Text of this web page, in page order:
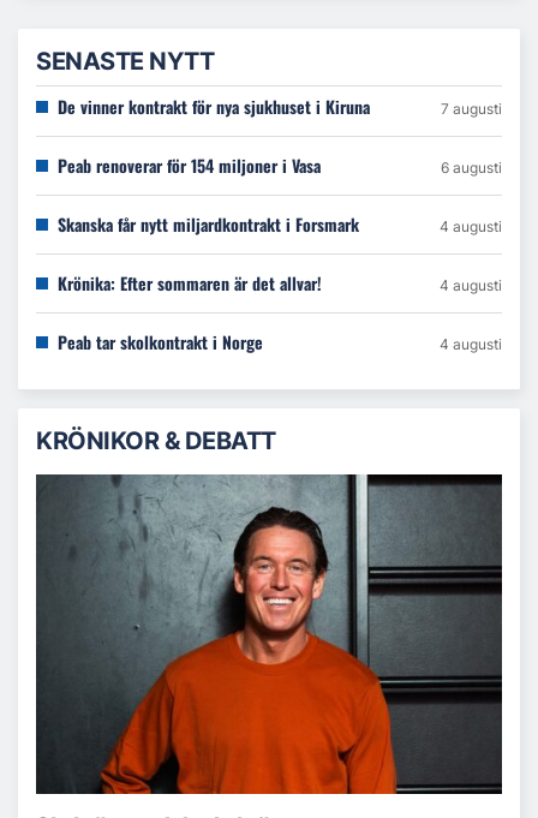
SENASTE NYTT
De vinner kontrakt för nya sjukhuset i Kiruna 7 augusti
Peab renoverar för 154 miljoner i Vasa 6 augusti
Skanska får nytt miljardkontrakt i Forsmark 4 augusti
Krönika: Efter sommaren är det allvar! 4 augusti
Peab tar skolkontrakt i Norge 4 augusti
KRÖNIKOR & DEBATT